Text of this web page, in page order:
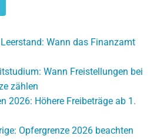
Wann das Finanzamt
Wann Freistellungen bei
zählen
2026: Höhere Freibeträge ab 1.
Opfergrenze 2026 beachten